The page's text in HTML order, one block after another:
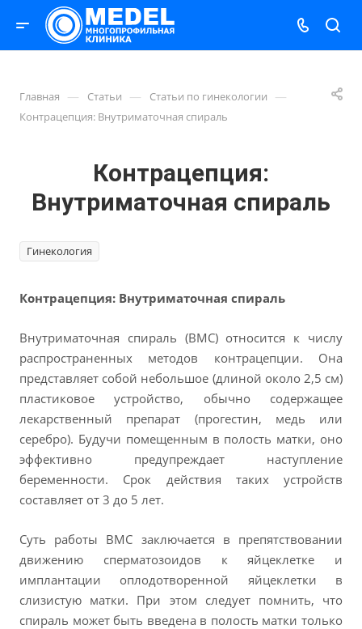
Главная — Статьи — Статьи по гинекологии —
Контрацепция: Внутриматочная спираль
Контрацепция:
Внутриматочная спираль
Гинекология
Контрацепция: Внутриматочная спираль
Внутриматочная спираль (ВМС) относится к числу
распространенных методов контрацепции. Она
представляет собой небольшое (длиной около 2,5 см)
пластиковое устройство, обычно содержащее
лекарственный препарат (прогестин, медь или
серебро). Будучи помещенным в полость матки, оно
эффективно предупреждает наступление
беременности. Срок действия таких устройств
составляет от 3 до 5 лет.
Суть работы ВМС заключается в препятствовании
движению сперматозоидов к яйцеклетке и
имплантации оплодотворенной яйцеклетки в
слизистую матки. При этом следует помнить, что
спираль может быть введена в полость матки только